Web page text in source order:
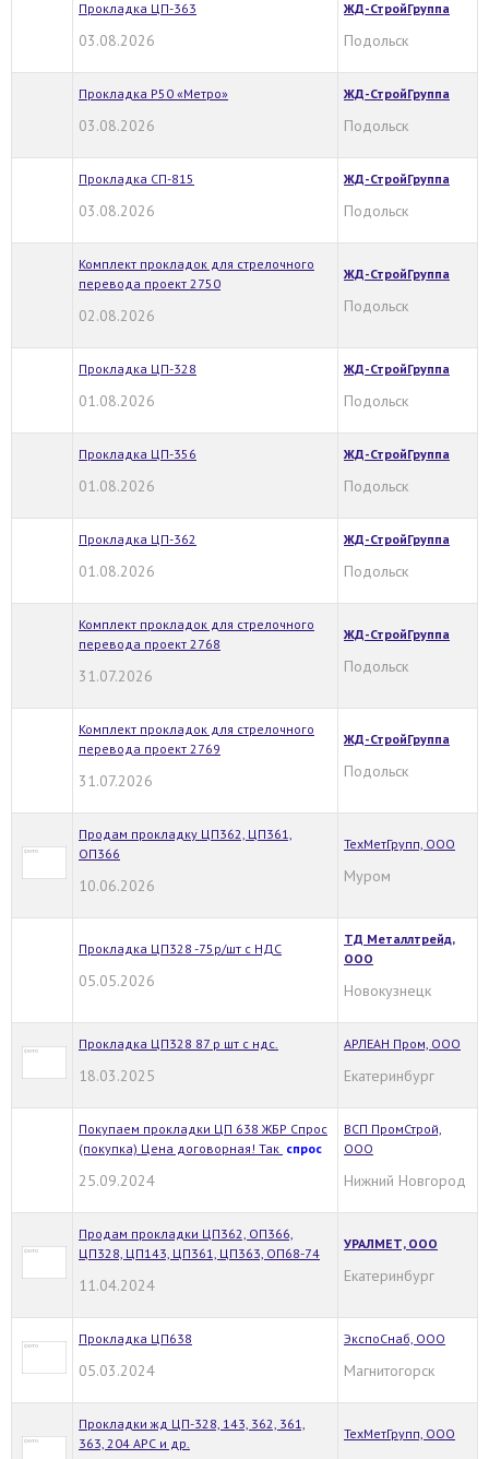
Прокладка ЦП-363
03.08.2026
ЖД-СтройГруппа
Подольск
Прокладка Р50 «Метро»
03.08.2026
ЖД-СтройГруппа
Подольск
Прокладка СП-815
03.08.2026
ЖД-СтройГруппа
Подольск
Комплект прокладок для стрелочного
перевода проект 2750
02.08.2026
ЖД-СтройГруппа
Подольск
Прокладка ЦП-328
01.08.2026
ЖД-СтройГруппа
Подольск
Прокладка ЦП-356
01.08.2026
ЖД-СтройГруппа
Подольск
Прокладка ЦП-362
01.08.2026
ЖД-СтройГруппа
Подольск
Комплект прокладок для стрелочного
перевода проект 2768
31.07.2026
ЖД-СтройГруппа
Подольск
Комплект прокладок для стрелочного
перевода проект 2769
31.07.2026
ЖД-СтройГруппа
Подольск
Продам прокладку ЦП362, ЦП361,
ОП366
10.06.2026
ТехМетГрупп, ООО
Муром
Прокладка ЦП328 -75р/шт с НДС
05.05.2026
ТД Металлтрейд,
ООО
Новокузнецк
Прокладка ЦП328 87 р шт с ндс.
18.03.2025
АРЛЕАН Пром, ООО
Екатеринбург
Покупаем прокладки ЦП 638 ЖБР Спрос
(покупка) Цена договорная! Так спрос
25.09.2024
ВСП ПромСтрой,
ООО
Нижний Новгород
Продам прокладки ЦП362, ОП366,
ЦП328, ЦП143, ЦП361, ЦП363, ОП68-74
11.04.2024
УРАЛМЕТ, ООО
Екатеринбург
Прокладка ЦП638
05.03.2024
ЭкспоСнаб, ООО
Магнитогорск
Прокладки жд ЦП-328, 143, 362, 361,
363, 204 АРС и др.
ТехМетГрупп, ООО